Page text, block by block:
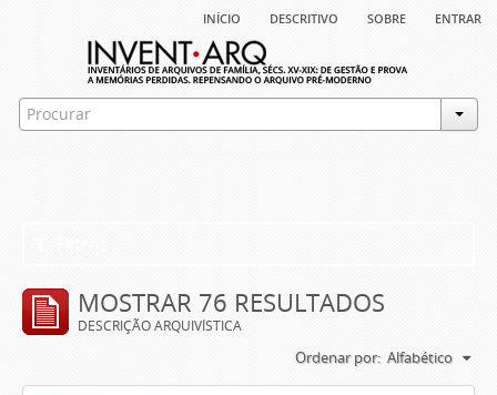
início descritivo sobre entrar
MOSTRAR 76 RESULTADOS
DESCRIÇÃO ARQUIVÍSTICA
Ordenar por: Alfabético